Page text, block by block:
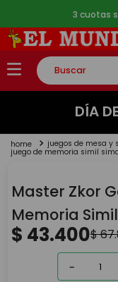
3 cuotas
Buscar
TÉRMINOS MÁS
2.
lego
4.
monopatin
5. toy story
DÍA
juegos de mesa y
juego de memoria simil
Master Zkor
Memoria
$ 43.400$67.
－